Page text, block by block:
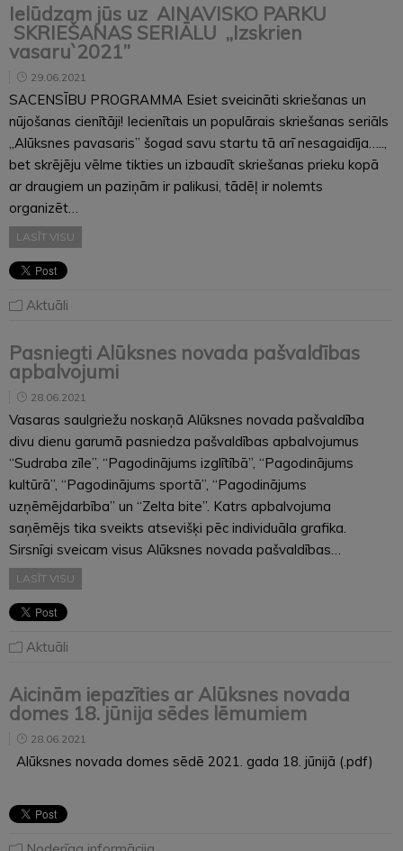
Ielūdzam jūs uz AINAVISKO PARKU
SKRIEŠANAS SERIĀLU „Izskrien
vasaru`2021”
29.06.2021
SACENSĪBU PROGRAMMA Esiet sveicināti skriešanas un
nūjošanas cienītāji! Iecienītais un populārais skriešanas seriāls
„Alūksnes pavasaris” šogad savu startu tā arī nesagaidīja…..,
bet skrējēju vēlme tikties un izbaudīt skriešanas prieku kopā
ar draugiem un paziņām ir palikusi, tādēļ ir nolemts
organizēt…
LASĪT VISU
Aktuāli
Pasniegti Alūksnes novada pašvaldības
apbalvojumi
28.06.2021
Vasaras saulgriežu noskaņā Alūksnes novada pašvaldība
divu dienu garumā pasniedza pašvaldības apbalvojumus
“Sudraba zīle”, “Pagodinājums izglītībā”, “Pagodinājums
kultūrā”, “Pagodinājums sportā”, “Pagodinājums
uzņēmējdarbība” un “Zelta bite”. Katrs apbalvojuma
saņēmējs tika sveikts atsevišķi pēc individuāla grafika.
Sirsnīgi sveicam visus Alūksnes novada pašvaldības…
LASĪT VISU
Aktuāli
Aicinām iepazīties ar Alūksnes novada
domes 18. jūnija sēdes lēmumiem
28.06.2021
Alūksnes novada domes sēdē 2021. gada 18. jūnijā (.pdf)